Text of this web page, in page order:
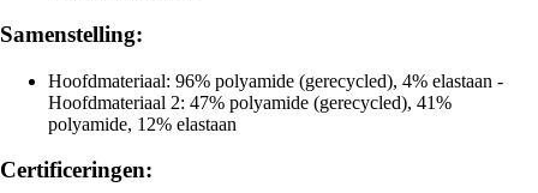
Samenstelling:
Hoofdmateriaal: 96% polyamide (gerecycled), 4% elastaan -
Hoofdmateriaal 2: 47% polyamide (gerecycled), 41%
polyamide, 12% elastaan
Certificeringen: